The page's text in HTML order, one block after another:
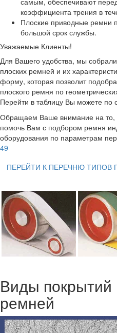
коэффициента трения в
Плоские приводные ремни
большой срок службы.
Уважаемые Клиенты!
Для Вашего удобства, мы
плоских ремней и их
форму, которая позволит
плоского ремня по
Перейти в таблицу Вы можете по
Обращаем Ваше внимание на то,
помочь Вам с подбором ремня
оборудования по параметрам
49
ПЕРЕЙТИ К ПЕРЕЧНЮ ТИПОВ
Виды покрытий
ремней